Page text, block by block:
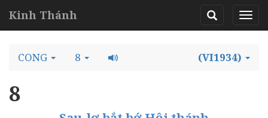
Kinh Thánh
CONG 8 (VI1934)
8